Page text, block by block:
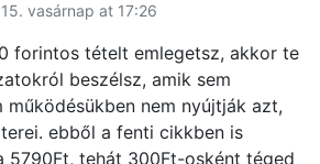
vasárnap at 17:26
forintos tételt emlegetsz, akkor te
beszélsz, amik sem
működésükben nem nyújtják azt,
ebből a fenti cikkben is
5790Ft, tehát 300Ft-osként téged